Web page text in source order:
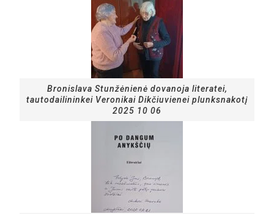
Bronislava Stunžėnienė dovanoja literatei,
tautodailininkei Veronikai Dikčiuvienei plunksnakotį
2025 10 06